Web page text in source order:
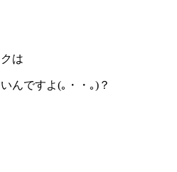
は
んですよ(｡・・｡)？